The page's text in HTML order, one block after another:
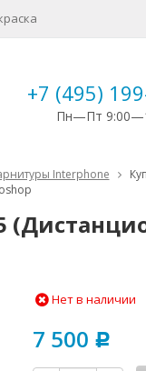
+7 (495)
Пн—Пт
Interphone
Нет в наличии
7 500 Р